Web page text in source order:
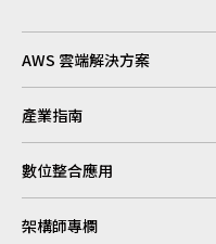
AWS 雲端解決方案
產業指南
數位整合應用
架構師專欄